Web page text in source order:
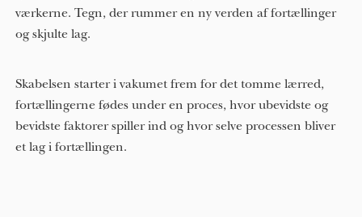
værkerne. Tegn, der rummer en ny verden af fortællinger
og skjulte lag.
Skabelsen starter i vakumet frem for det tomme lærred,
fortællingerne fødes under en proces, hvor ubevidste og
bevidste faktorer spiller ind og hvor selve processen bliver
et lag i fortællingen.